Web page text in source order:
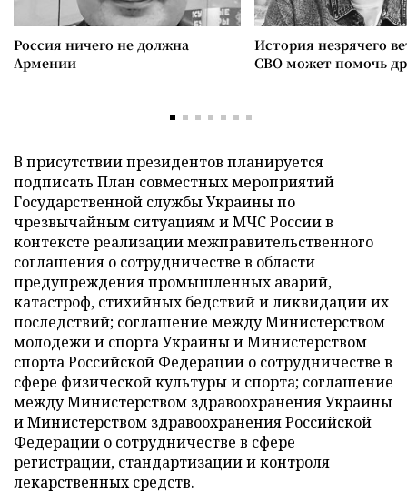
Россия ничего не должна
Армении
История незрячего
СВО может помочь
В присутствии президентов планируется
подписать План совместных мероприятий
Государственной службы Украины по
чрезвычайным ситуациям и МЧС России в
контексте реализации межправительственного
соглашения о сотрудничестве в области
предупреждения промышленных аварий,
катастроф, стихийных бедствий и ликвидации их
последствий; соглашение между Министерством
молодежи и спорта Украины и Министерством
спорта Российской Федерации о сотрудничестве в
сфере физической культуры и спорта; соглашение
между Министерством здравоохранения Украины
и Министерством здравоохранения Российской
Федерации о сотрудничестве в сфере
регистрации, стандартизации и контроля
лекарственных средств.